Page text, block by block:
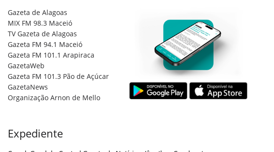
Gazeta de Alagoas
MIX FM 98.3 Maceió
TV Gazeta de Alagoas
Gazeta FM 94.1 Maceió
Gazeta FM 101.1 Arapiraca
GazetaWeb
Gazeta FM 101.3 Pão de Açúcar
GazetaNews
Organização Arnon de Mello
Expediente